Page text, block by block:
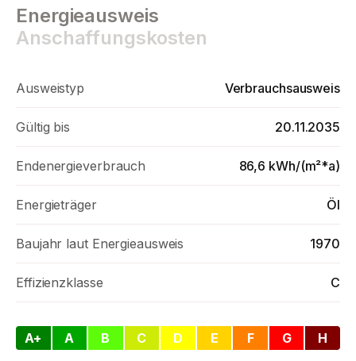
Telefon unter 0511 554 774 80.
Energieausweis
Anschaffungskosten
Ausweistyp Verbrauchsausweis
Gültig bis 20.11.2035
Endenergieverbrauch 86,6 kWh/(m²*a)
Energieträger Öl
Baujahr laut Energieausweis 1970
Effizienzklasse C
A+ A B C D E F G H